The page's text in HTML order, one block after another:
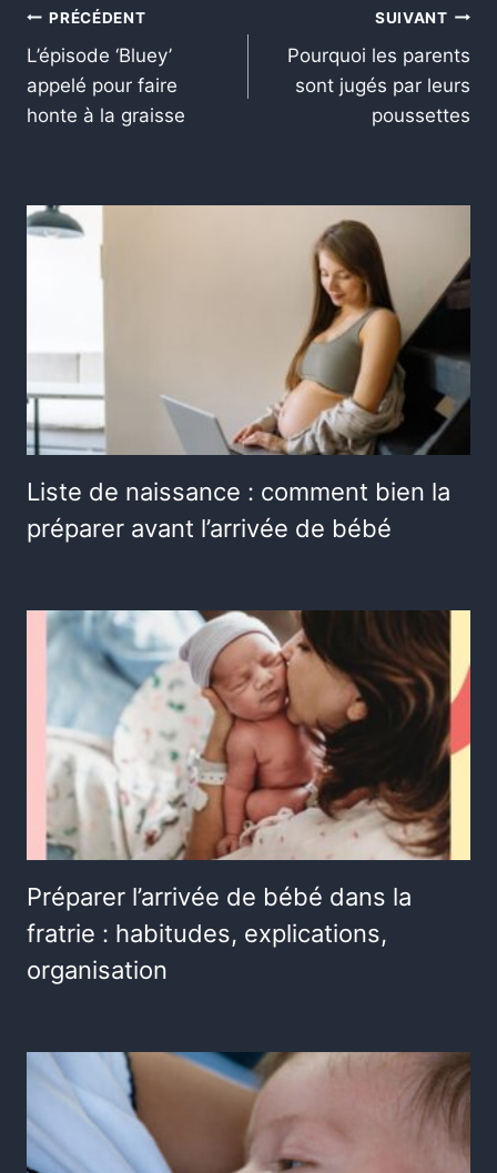
PRÉCÉDENT
L’épisode ‘Bluey’
appelé pour faire
honte à la graisse
SUIVANT
Pourquoi les parents
sont jugés par leurs
poussettes
Liste de naissance : comment bien la
préparer avant l’arrivée de bébé
Préparer l’arrivée de bébé dans la
fratrie : habitudes, explications,
organisation